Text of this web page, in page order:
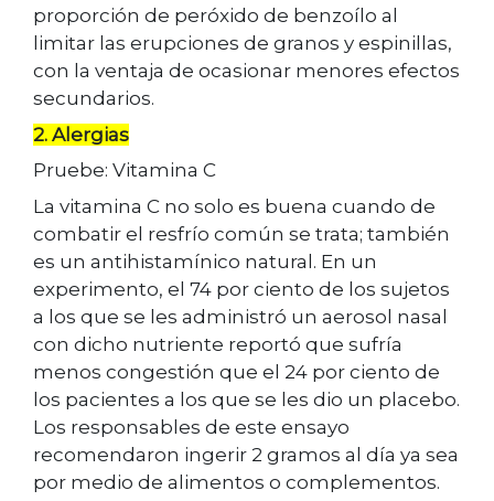
proporción de peróxido de benzoílo al
limitar las erupciones de granos y espinillas,
con la ventaja de ocasionar menores efectos
secundarios.
2. Alergias
Pruebe: Vitamina C
La vitamina C no solo es buena cuando de
combatir el resfrío común se trata; también
es un antihistamínico natural. En un
experimento, el 74 por ciento de los sujetos
a los que se les administró un aerosol nasal
con dicho nutriente reportó que sufría
menos congestión que el 24 por ciento de
los pacientes a los que se les dio un placebo.
Los responsables de este ensayo
recomendaron ingerir 2 gramos al día ya sea
por medio de alimentos o complementos.